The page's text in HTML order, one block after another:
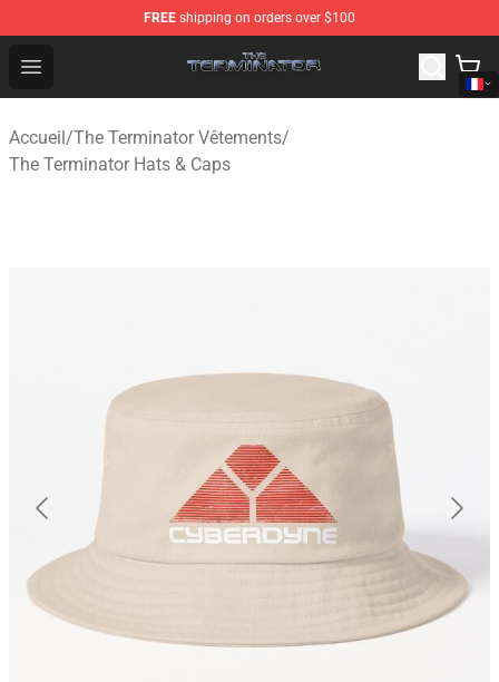
FREE shipping on orders over $100
Open menu
The Terminator Store - Official The Terminator
Accueil/The Terminator Vêtements/
The Terminator Hats & Caps